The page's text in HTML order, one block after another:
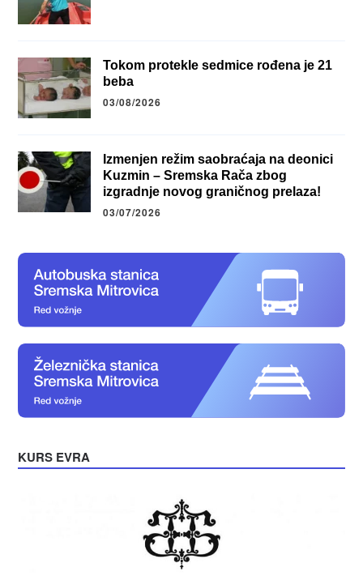
Tokom protekle sedmice rođena je 21
beba
03/08/2026
Izmenjen režim saobraćaja na deonici
Kuzmin – Sremska Rača zbog
izgradnje novog graničnog prelaza!
03/07/2026
KURS EVRA